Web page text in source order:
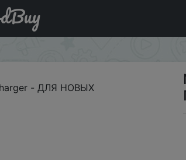
light with charger - ДЛЯ НОВЫХ